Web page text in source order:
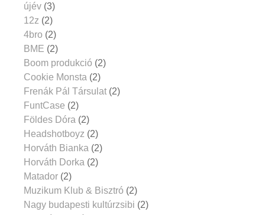
újév (3)
12z (2)
4bro (2)
BME (2)
Boom produkció (2)
Cookie Monsta (2)
Frenák Pál Társulat (2)
FuntCase (2)
Földes Dóra (2)
Headshotboyz (2)
Horváth Bianka (2)
Horváth Dorka (2)
Matador (2)
Muzikum Klub & Bisztró (2)
Nagy budapesti kultúrzsibi (2)